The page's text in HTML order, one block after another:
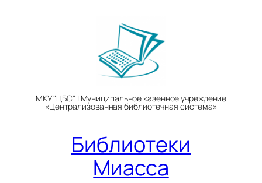
МКУ "ЦБС" | Муниципальное казенное учреждение
«Централизованная библиотечная система»
Библиотеки
Миасса